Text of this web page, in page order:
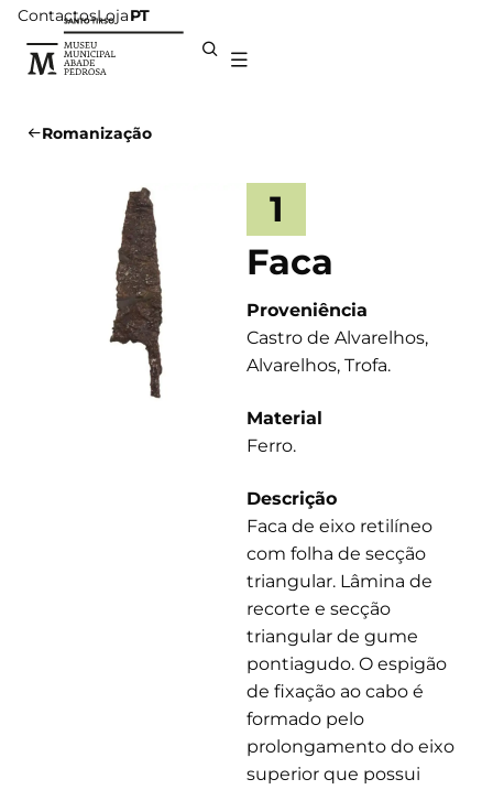
ContactosLojaPT
Romanização
1
Faca
Proveniência
Castro de Alvarelhos,
Alvarelhos, Trofa.
Material
Ferro.
Descrição
Faca de eixo retilíneo
com folha de secção
triangular. Lâmina de
recorte e secção
triangular de gume
pontiagudo. O espigão
de fixação ao cabo é
formado pelo
prolongamento do eixo
superior que possui